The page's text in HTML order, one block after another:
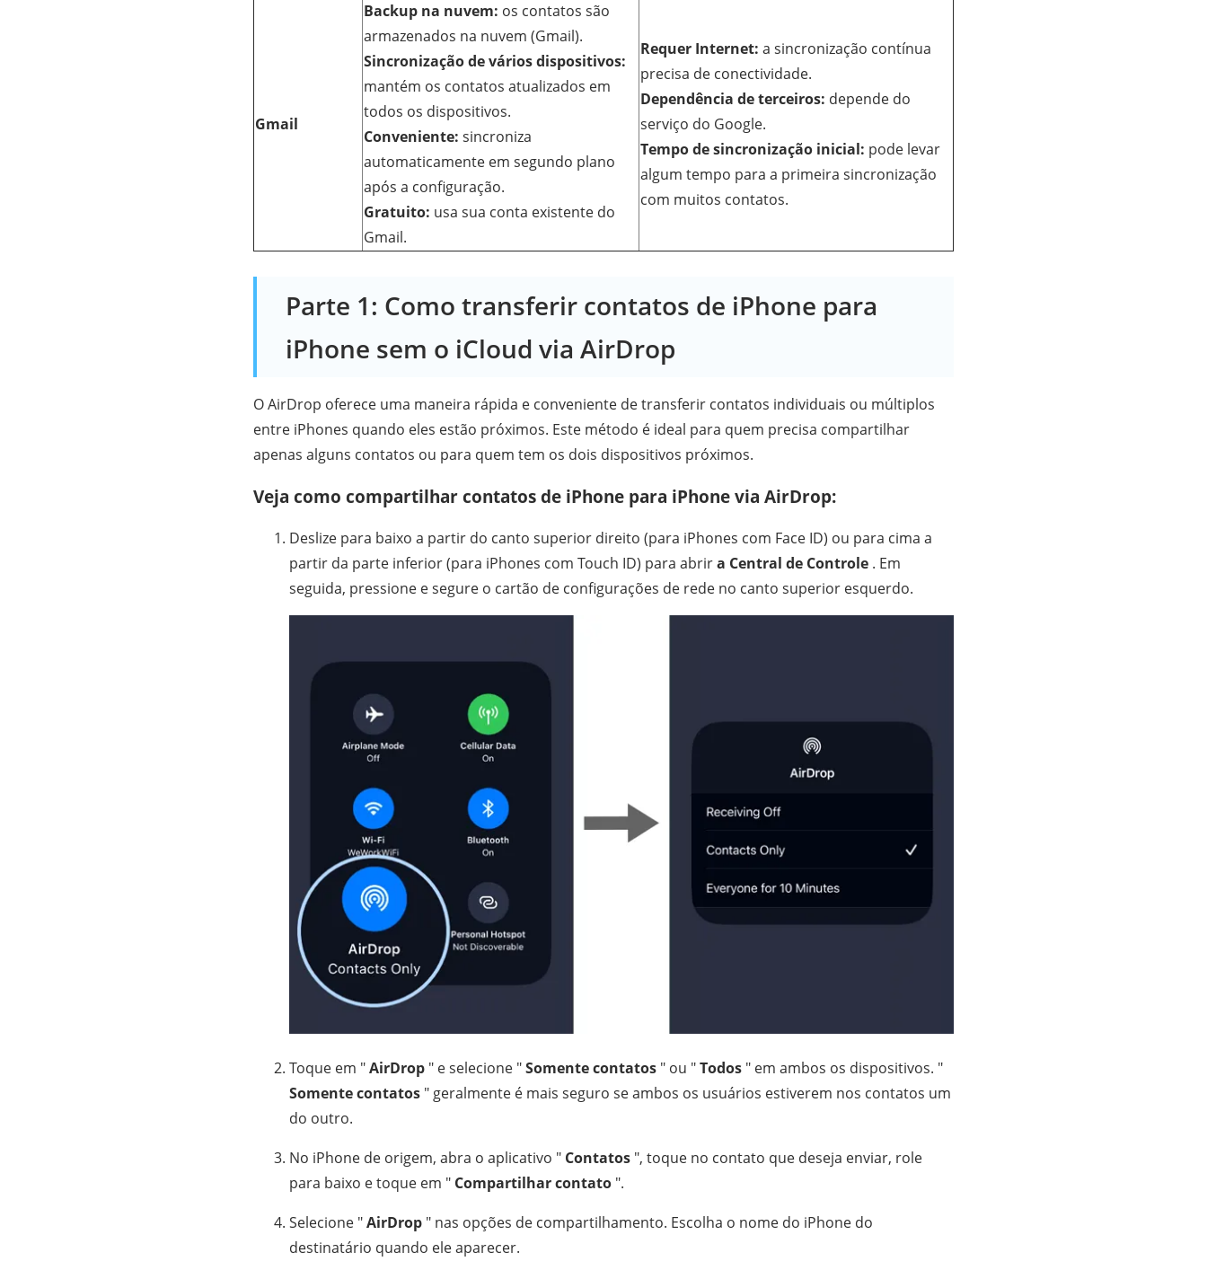
Gmail
Backup na nuvem: os contatos são
armazenados na nuvem (Gmail).
Sincronização de vários dispositivos:
mantém os contatos atualizados em
todos os dispositivos.
Conveniente: sincroniza
automaticamente em segundo plano
após a configuração.
Gratuito: usa sua conta existente do
Gmail.
Requer Internet: a sincronização contínua
precisa de conectividade.
Dependência de terceiros: depende do
serviço do Google.
Tempo de sincronização inicial: pode levar
algum tempo para a primeira sincronização
com muitos contatos.
Parte 1: Como transferir contatos de iPhone para
iPhone sem o iCloud via AirDrop
O AirDrop oferece uma maneira rápida e conveniente de transferir contatos individuais ou múltiplos
entre iPhones quando eles estão próximos. Este método é ideal para quem precisa compartilhar
apenas alguns contatos ou para quem tem os dois dispositivos próximos.
Veja como compartilhar contatos de iPhone para iPhone via AirDrop:
Deslize para baixo a partir do canto superior direito (para iPhones com Face ID) ou para cima a
partir da parte inferior (para iPhones com Touch ID) para abrira Central de Controle . Em
seguida, pressione e segure o cartão de configurações de rede no canto superior esquerdo.
Toque em "AirDrop " e selecione "Somente contatos " ou "Todos " em ambos os dispositivos. "
Somente contatos " geralmente é mais seguro se ambos os usuários estiverem nos contatos um
do outro.
No iPhone de origem, abra o aplicativo " Contatos ", toque no contato que deseja enviar, role
para baixo e toque em " Compartilhar contato ".
Selecione "AirDrop " nas opções de compartilhamento. Escolha o nome do iPhone do
destinatário quando ele aparecer.